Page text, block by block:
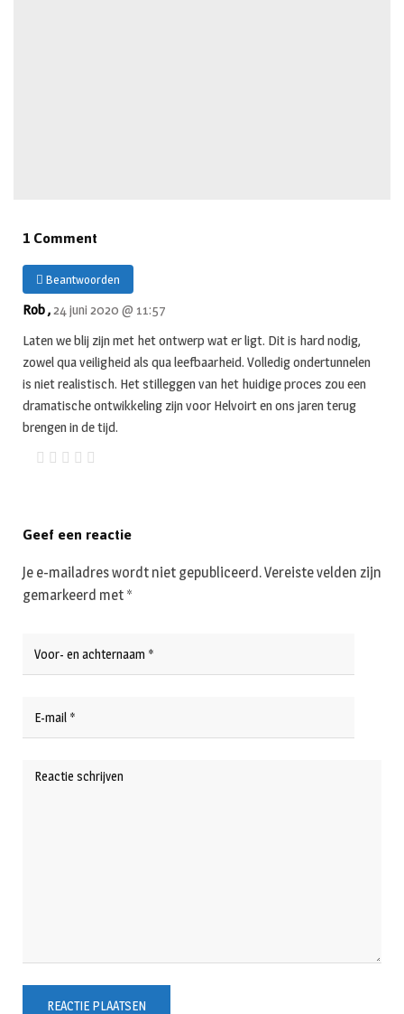
1 Comment
Beantwoorden
Rob ,24 juni 2020 @ 11:57
Laten we blij zijn met het ontwerp wat er ligt. Dit is hard nodig,
zowel qua veiligheid als qua leefbaarheid. Volledig ondertunnelen
is niet realistisch. Het stilleggen van het huidige proces zou een
dramatische ontwikkeling zijn voor Helvoirt en ons jaren terug
brengen in de tijd.
Geef een reactie
Je e-mailadres wordt niet gepubliceerd.Vereiste velden zijn
gemarkeerd met *